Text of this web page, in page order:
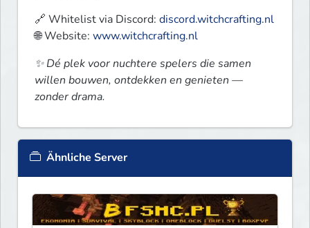
🔗 Whitelist via Discord: discord.witchcrafting.nl
🌐 Website: www.witchcrafting.nl
✨ Dé plek voor nuchtere spelers die samen
willen bouwen, ontdekken en genieten —
zonder drama.
Ähnliche Server